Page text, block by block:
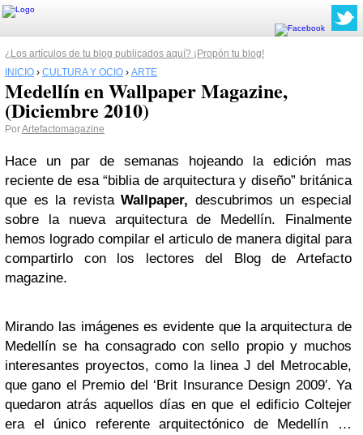
¿Los artículos de tu blog publicados aquí? ¡Propón tu blog!
INICIO › CULTURA Y OCIO › ARTE
Medellín en Wallpaper Magazine,
(Diciembre 2010)
PorArtefactomagazine
Hace un par de semanas hojeando la edición mas
reciente de esa “biblia de arquitectura y diseño” británica
que es la revistaWallpaper, descubrimos un especial
sobre la nueva arquitectura de Medellín. Finalmente
hemos logrado compilar el articulo de manera digital para
compartirlo con los lectores del Blog de Artefacto
magazine.
Mirando las imágenes es evidente que la arquitectura de
Medellín se ha consagrado con sello propio y muchos
interesantes proyectos, como la linea J del Metrocable,
que gano el Premio del ‘Brit Insurance Design 2009′. Ya
quedaron atrás aquellos días en que el edificio Coltejer
era el único referente arquitectónico de Medellín …